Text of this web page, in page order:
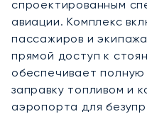
спроектированным
авиации. Комплекс
пассажиров и
прямой доступ к
обеспечивает
заправку топливом и
аэропорта для